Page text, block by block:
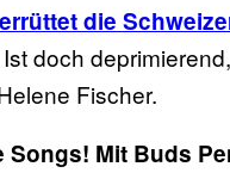
die
doch
Fischer.
Mit Buds